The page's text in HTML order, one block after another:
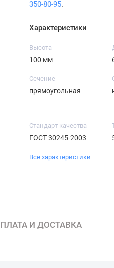
350-80-95.
Характеристики
Высота
100 мм
Сечение
прямоугольная
Стандарт качества
ГОСТ 30245-2003
Все характеристики
И ДОСТАВКА